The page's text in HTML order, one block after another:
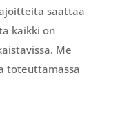
saattaa
kaikki on
Me
toteuttamassa